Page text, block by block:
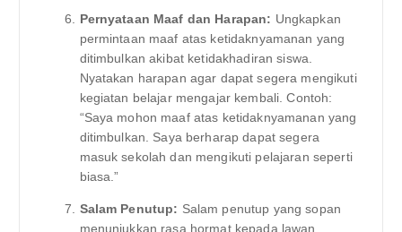
Pernyataan Maaf dan Harapan: Ungkapkan
permintaan maaf atas ketidaknyamanan yang
ditimbulkan akibat ketidakhadiran siswa.
Nyatakan harapan agar dapat segera mengikuti
kegiatan belajar mengajar kembali. Contoh:
“Saya mohon maaf atas ketidaknyamanan yang
ditimbulkan. Saya berharap dapat segera
masuk sekolah dan mengikuti pelajaran seperti
biasa.”
Salam Penutup: Salam penutup yang sopan
menunjukkan rasa hormat kepada lawan